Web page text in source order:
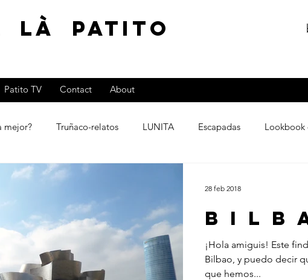
Là Patito
Patito TV Contact About
mejor? Truñaco-relatos LUNITA Escapadas Lookbook
B I L B
¡Hola amiguis! Este
Bilbao, y puedo decir
que hemos...
28 feb 2018